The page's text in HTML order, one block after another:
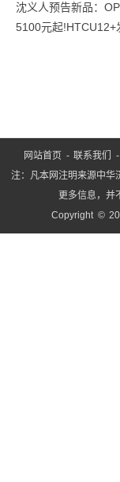
是
服
沈义人预告新品：
5100元起!HTCU12+
网站首页 -联系我们 -
注：凡本网注明来源中华
更多信息，并
Copyright ©